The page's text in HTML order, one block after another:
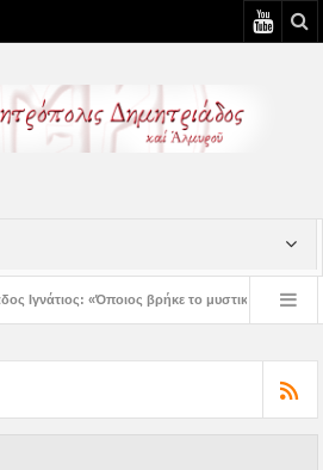
το μυστικό της συγχώρεσης, βρήκε την